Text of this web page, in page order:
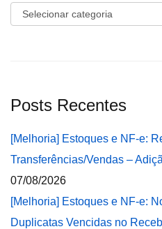
Categorias
Posts Recentes
[Melhoria] Estoques e NF-e:
Transferências/Vendas –
07/08/2026
[Melhoria] Estoques e NF-e:
Duplicatas Vencidas no